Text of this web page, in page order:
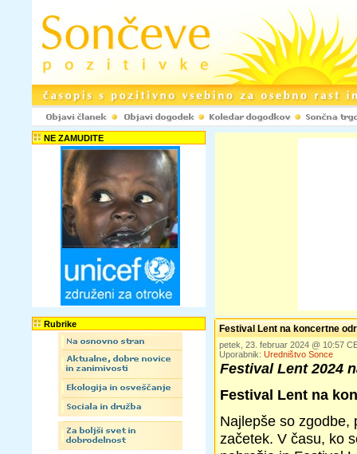
NE ZAMUDITE
Rubrike Festival Lent na koncertne
petek, 23. februar 2024 @ 10:57
Uporabnik: Uredništvo Sonce
Festival Lent 2024
Festival Lent na
Najlepše so zgodbe,
začetek. V času, ko